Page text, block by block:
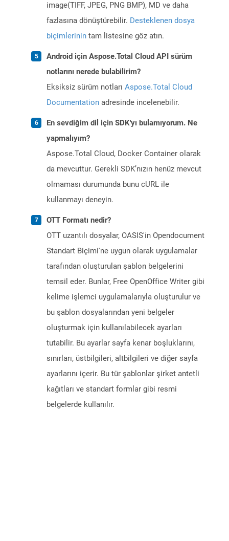
image(TIFF, JPEG, PNG BMP), MD ve daha
fazlasına dönüştürebilir. Desteklenen dosya
biçimlerinin tam listesine göz atın.
Android için Aspose.Total Cloud API sürüm
notlarını nerede bulabilirim?
Eksiksiz sürüm notları Aspose.Total Cloud
Documentation adresinde incelenebilir.
En sevdiğim dil için SDK'yı bulamıyorum. Ne
yapmalıyım?
Aspose.Total Cloud, Docker Container olarak
da mevcuttur. Gerekli SDK’nızın henüz mevcut
olmaması durumunda bunu cURL ile
kullanmayı deneyin.
OTT Formatı nedir?
OTT uzantılı dosyalar, OASIS'in Opendocument
Standart Biçimi'ne uygun olarak uygulamalar
tarafından oluşturulan şablon belgelerini
temsil eder. Bunlar, Free OpenOffice Writer gibi
kelime işlemci uygulamalarıyla oluşturulur ve
bu şablon dosyalarından yeni belgeler
oluşturmak için kullanılabilecek ayarları
tutabilir. Bu ayarlar sayfa kenar boşluklarını,
sınırları, üstbilgileri, altbilgileri ve diğer sayfa
ayarlarını içerir. Bu tür şablonlar şirket antetli
kağıtları ve standart formlar gibi resmi
belgelerde kullanılır.